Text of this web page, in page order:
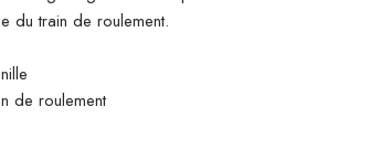
du train de roulement.
de roulement